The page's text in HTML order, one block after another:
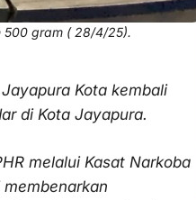
500 gram ( 28/4/25).
Kota kembali
di Kota Jayapura.
melalui Kasat Narkoba